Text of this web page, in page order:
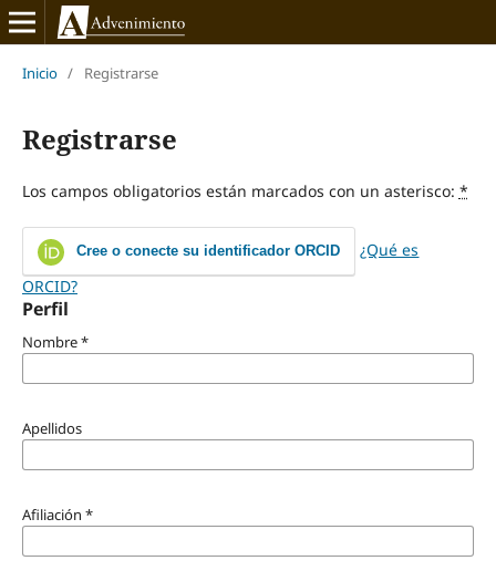
Inicio / Registrarse
Registrarse
Los campos obligatorios están marcados con un asterisco: *
Cree o conecte su identificador ORCID
¿Qué es
ORCID?
Perfil
Nombre*
Apellidos
Afiliación *